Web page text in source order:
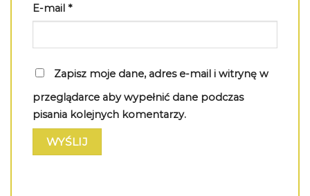
E-mail *
Zapisz moje dane, adres e-mail i witrynę w
przeglądarce aby wypełnić dane podczas
pisania kolejnych komentarzy.